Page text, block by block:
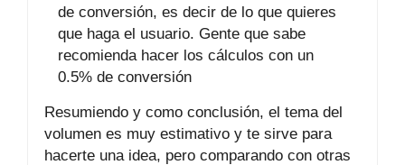
de conversión, es decir de lo que quieres
que haga el usuario. Gente que sabe
recomienda hacer los cálculos con un
0.5% de conversión
Resumiendo y como conclusión, el tema del
volumen es muy estimativo y te sirve para
hacerte una idea, pero comparando con otras